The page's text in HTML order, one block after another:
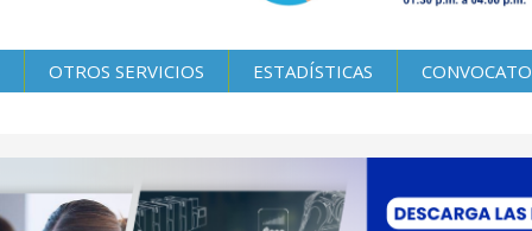
OTROS SERVICIOS ESTADÍSTICAS